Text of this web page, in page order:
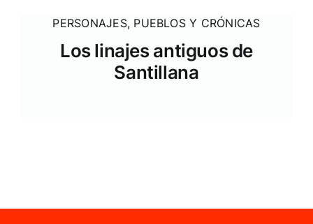
PERSONAJES, PUEBLOS Y CRÓNICAS
Los linajes antiguos de
Santillana